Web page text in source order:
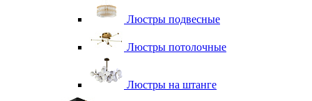
Люстры подвесные
Люстры потолочные
Люстры на штанге